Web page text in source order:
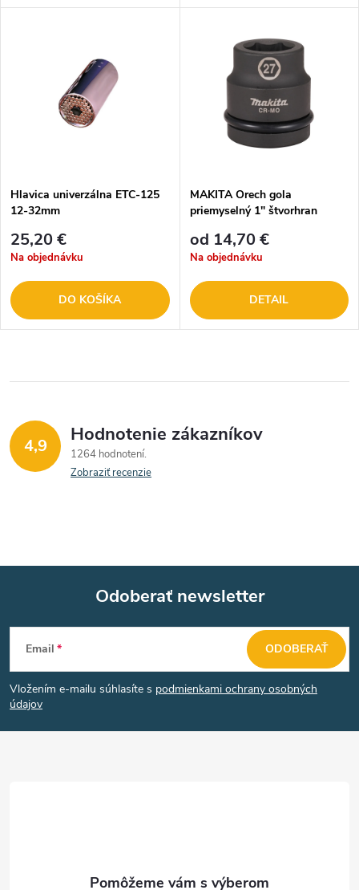
Hlavica univerzálna ETC-125
12-32mm
25,20 €
Na objednávku
DO KOŠÍKA
MAKITA Orech gola
priemyselný 1" štvorhran
od 14,70 €
Na objednávku
DETAIL
4,9 Hodnotenie zákazníkov
1264 hodnotení
Zobraziť recenzie
Z
á
p
Odoberať newsletter
Email
Vložením e-mailu súhlasíte s podmienkami ochrany osobných
údajov
ODOBERAŤ